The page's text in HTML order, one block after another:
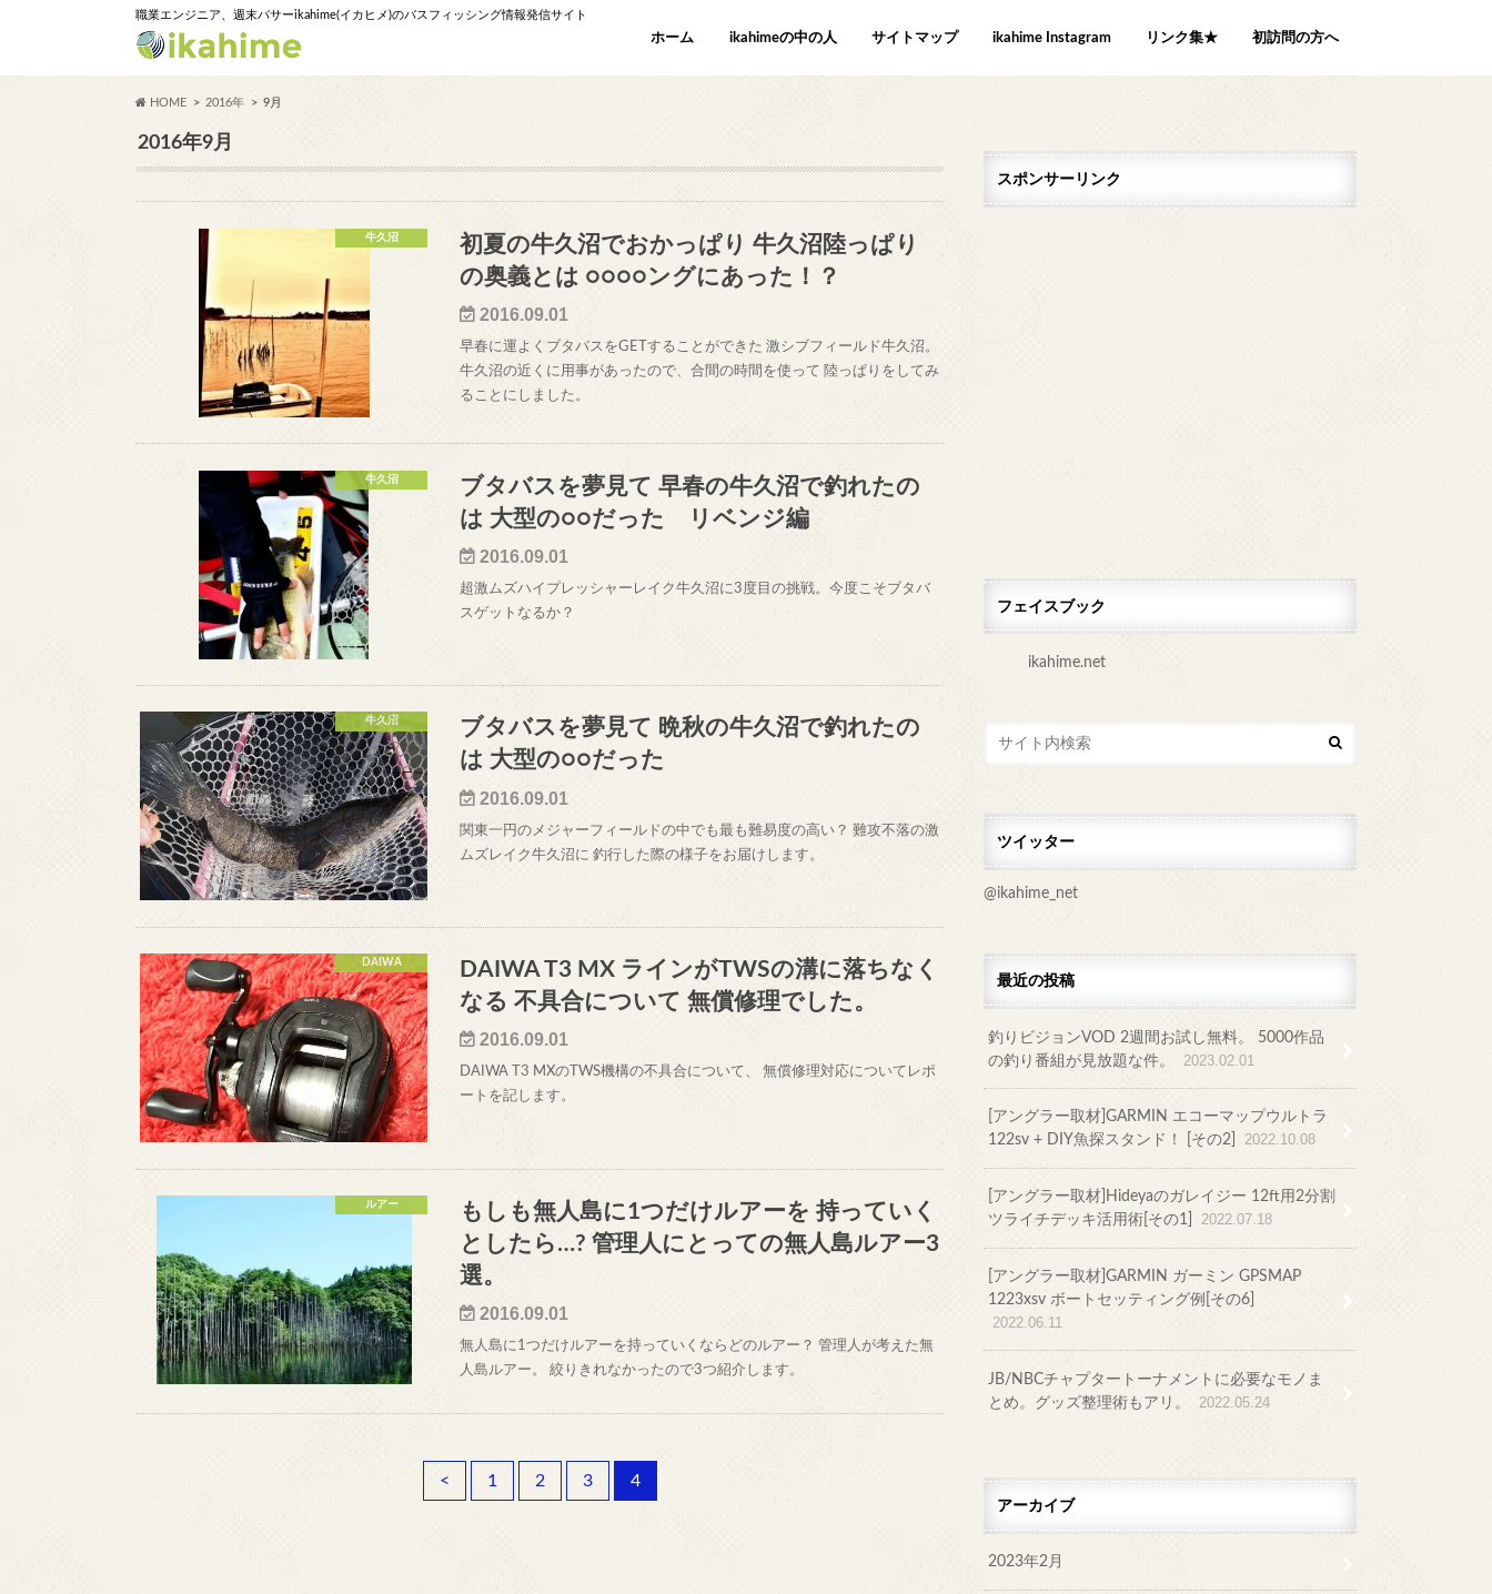
職業エンジニア、週末バサーikahime(イカヒメ)のバスフィッシング情報発信サイト
ホーム ikahimeの中の人 サイトマップ ikahime Instagram リンク集★ 初訪問の方へ
HOME 2016年 9月
2016年9月
牛久沼
初夏の牛久沼でおかっぱり 牛久沼陸っぱり
の奥義とは ○○○○ングにあった！？
2016.09.01
早春に運よくブタバスをGETすることができた 激シブフィールド牛久沼。
牛久沼の近くに用事があったので、合間の時間を使って 陸っぱりをしてみ
ることにしました。
牛久沼
ブタバスを夢見て 早春の牛久沼で釣れたの
は 大型の○○だった リベンジ編
2016.09.01
超激ムズハイプレッシャーレイク牛久沼に3度目の挑戦。今度こそブタバ
スゲットなるか？
牛久沼
ブタバスを夢見て 晩秋の牛久沼で釣れたの
は 大型の○○だった
2016.09.01
関東一円のメジャーフィールドの中でも最も難易度の高い？ 難攻不落の激
ムズレイク牛久沼に 釣行した際の様子をお届けします。
DAIWA
DAIWA T3 MX ラインがTWSの溝に落ちなく
なる 不具合について 無償修理でした。
2016.09.01
DAIWA T3 MXのTWS機構の不具合について、 無償修理対応についてレポ
ートを記します。
ルアー
もしも無人島に1つだけルアーを 持っていく
としたら…? 管理人にとっての無人島ルアー3
選。
2016.09.01
無人島に1つだけルアーを持っていくならどのルアー？ 管理人が考えた無
人島ルアー。 絞りきれなかったので3つ紹介します。
< 1 2 3 4
スポンサーリンク
フェイスブック
ikahime.net
ツイッター
@ikahime_net
最近の投稿
釣りビジョンVOD 2週間お試し無料。 5000作品
の釣り番組が見放題な件。
2023.02.01
[アングラー取材]GARMIN エコーマップウルトラ
122sv + DIY魚探スタンド！ [その2]
2022.10.08
[アングラー取材]Hideyaのガレイジー 12ft用2分割
ツライチデッキ活用術[その1]
2022.07.18
[アングラー取材]GARMIN ガーミン GPSMAP
1223xsv ボートセッティング例[その6]
2022.06.11
JB/NBCチャプタートーナメントに必要なモノま
とめ。グッズ整理術もアリ。
2022.05.24
アーカイブ
2023年2月